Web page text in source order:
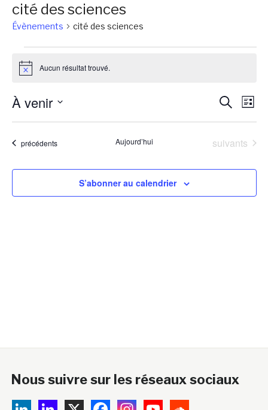
cité des sciences
Évènements cité des sciences
Évènements
Notice Aucun résultat trouvé.
et
Liste
À venir
Sélectionnez
Évènements
précédents Aujourd’hui Évènements
suivants
S’abonner au calendrier
Nous suivre sur les réseaux sociaux